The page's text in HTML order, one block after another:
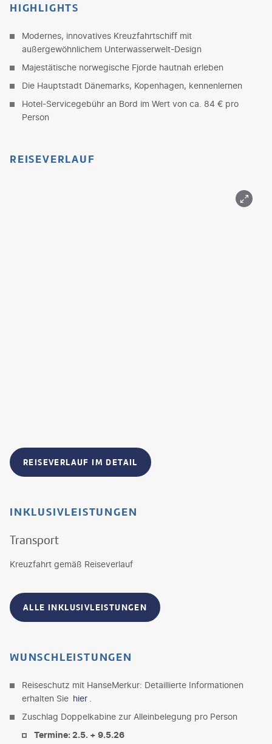
HIGHLIGHTS
Modernes, innovatives Kreuzfahrtschiff mit
außergewöhnlichem Unterwasserwelt-Design
Majestätische norwegische Fjorde hautnah erleben
Die Hauptstadt Dänemarks, Kopenhagen, kennenlernen
Hotel-Servicegebühr an Bord im Wert von ca. 84 € pro
Person
REISEVERLAUF
REISEVERLAUF IM DETAIL
INKLUSIVLEISTUNGEN
Transport
Kreuzfahrt gemäß Reiseverlauf
ALLE INKLUSIVLEISTUNGEN
WUNSCHLEISTUNGEN
Reiseschutz mit HanseMerkur: Detaillierte Informationen
erhalten Sie hier
Zuschlag Doppelkabine zur Alleinbelegung pro Person
Termine: 2.5. + 9.5.26